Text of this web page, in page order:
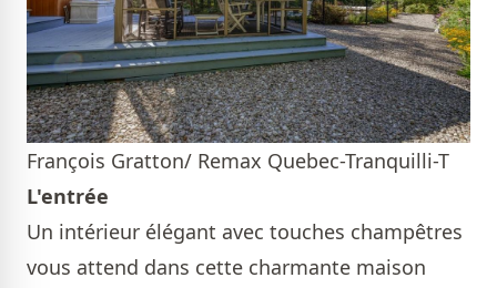
François Gratton/ Remax Quebec-Tranquilli-T
L'entrée
Un intérieur élégant avec touches champêtres
vous attend dans cette charmante maison